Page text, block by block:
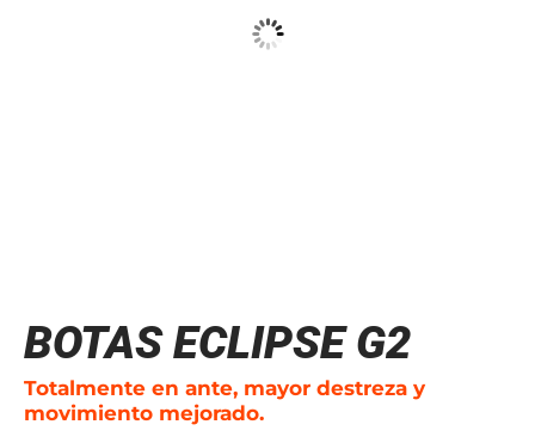
BOTAS ECLIPSE G2
Totalmente en ante, mayor destreza y
movimiento mejorado.